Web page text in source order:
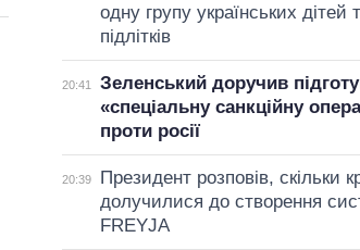
одну групу українських дітей
підлітків
20:41
Зеленський доручив
«спеціальну санкційну
проти росії
20:39
Президент розповів, скільки
долучилися до створення
FREYJA